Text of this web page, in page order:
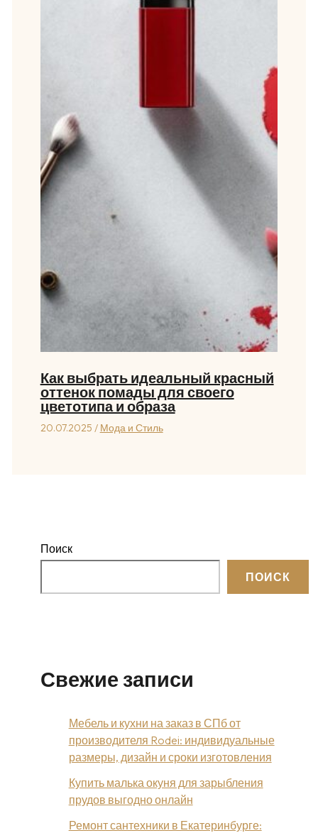
Как выбрать идеальный красный
оттенок помады для своего
цветотипа и образа
20.07.2025 / Мода и Стиль
Поиск
ПОИСК
Свежие записи
Мебель и кухни на заказ в СПб от
производителя Rodei: индивидуальные
размеры, дизайн и сроки изготовления
Купить малька окуня для зарыбления
прудов выгодно онлайн
Ремонт сантехники в Екатеринбурге: